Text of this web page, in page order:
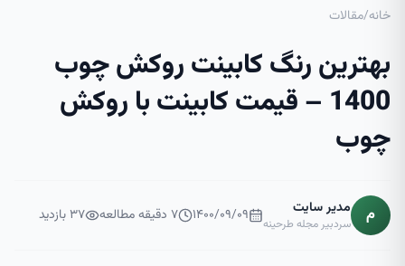
خانه/مقالات
بهترین رنگ کابینت روکش چوب
1400 – قیمت کابینت با روکش
چوب
م مدیر سایت
سردبیر مجله طرحینه ۱۴۰۰/۰۹/۰۹ ۷ دقیقه مطالعه ۳۷بازدید